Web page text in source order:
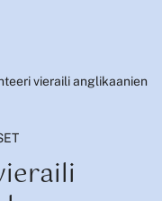
vieraili anglikaanien